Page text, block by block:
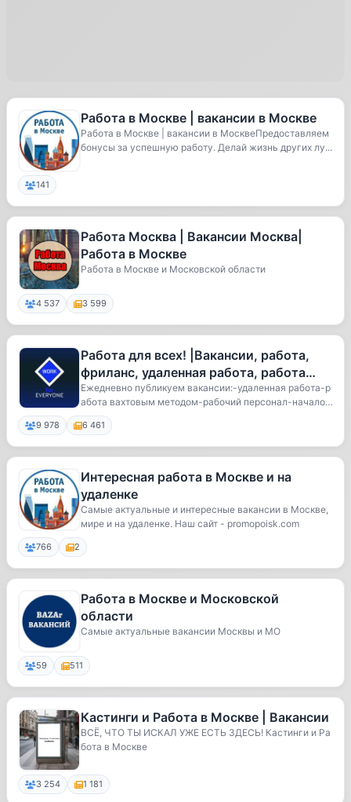
Работа в Москве | вакансии в Москве
Работа в Москве | вакансии в МосквеПредоставляем
бонусы за успешную работу. Делай жизнь других лу...
141
Работа Москва | Вакансии Москва|
Работа в Москве
Работа в Москве и Московской области
4 537 3 599
Работа для всех! |Вакансии, работа,
фриланс, удаленная работа, работа
вахтой
Ежедневно публикуем вакансии:-удаленная работа-р
абота вахтовым методом-рабочий персонал-начало к
а...
9 978 6 461
Интересная работа в Москве и на
удаленке
Самые актуальные и интересные вакансии в Москве,
мире и на удаленке. Наш сайт - promopoisk.com
766 2
Работа в Москве и Московской
области
Самые актуальные вакансии Москвы и МО
59 511
Кастинги и Работа в Москве | Вакансии
ВСЁ, ЧТО ТЫ ИСКАЛ УЖЕ ЕСТЬ ЗДЕСЬ! Кастинги и Ра
бота в Москве
3 254 1 181